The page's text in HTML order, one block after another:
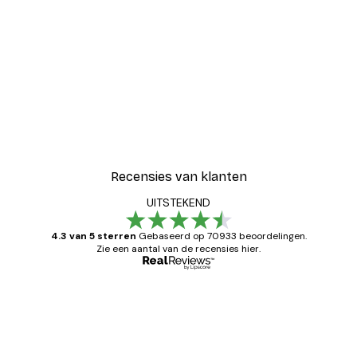
Recensies van klanten
UITSTEKEND
4.3 van 5 sterren Gebaseerd op 70933 beoordelingen.
Zie een aantal van de recensies hier.